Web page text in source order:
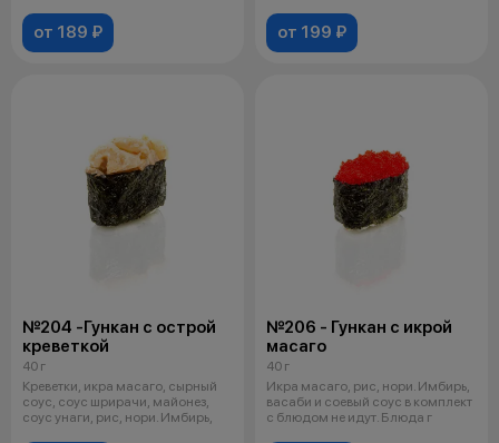
от 189 ₽ от 199 ₽
№204 -Гункан с острой
креветкой
40 г
Креветки, икра масаго, сырный
соус, соус шрирачи, майонез,
соус унаги, рис, нори. Имбирь,
№206 - Гункан с икрой
масаго
40 г
Икра масаго, рис, нори. Имбирь,
васаби и соевый соус в комплект
с блюдом не идут. Блюда г